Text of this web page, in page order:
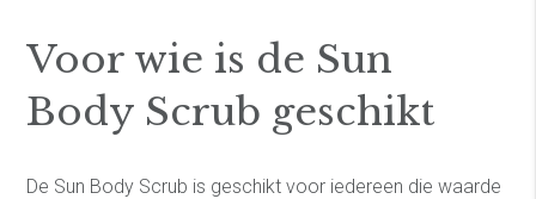
Voor wie is de Sun
Body Scrub geschikt
De Sun Body Scrub is geschikt voor iedereen die waarde